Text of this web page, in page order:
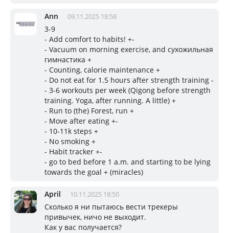
Ann 09.11.2025 18:58
3-9
- Add comfort to habits! +-
- Vacuum on morning exercise, and сухожильная
гимнастика +
- Counting, calorie maintenance +
- Do not eat for 1.5 hours after strength training -
- 3-6 workouts per week (Qigong before strength
training. Yoga, after running. A little) +
- Run to (the) Forest, run +
- Move after eating +-
- 10-11k steps +
- No smoking +
- Habit tracker +-
- go to bed before 1 a.m. and starting to be lying
towards the goal + (miracles)
April 10.11.2025 18:50
Сколько я ни пытаюсь вести трекеры
привычек, ничо не выходит.
Как у вас получается?